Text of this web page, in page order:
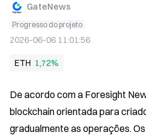
GateNews
Progresso do projeto
2026-06-06 11:01:56
ETH 1,72%
De acordo com a Foresight
blockchain orientada para
gradualmente as operações.